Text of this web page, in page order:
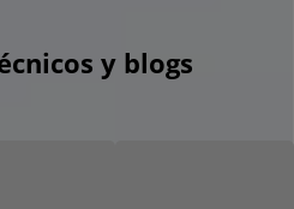
y blogs